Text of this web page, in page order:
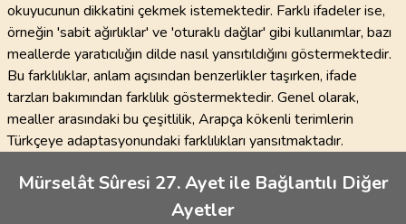
okuyucunun dikkatini çekmek istemektedir. Farklı ifadeler ise,
örneğin 'sabit ağırlıklar' ve 'oturaklı dağlar' gibi kullanımlar, bazı
meallerde yaratıcılığın dilde nasıl yansıtıldığını göstermektedir.
Bu farklılıklar, anlam açısından benzerlikler taşırken, ifade
tarzları bakımından farklılık göstermektedir. Genel olarak,
mealler arasındaki bu çeşitlilik, Arapça kökenli terimlerin
Türkçeye adaptasyonundaki farklılıkları yansıtmaktadır.
Mürselât Sûresi 27. Ayet ile Bağlantılı Diğer
Ayetler